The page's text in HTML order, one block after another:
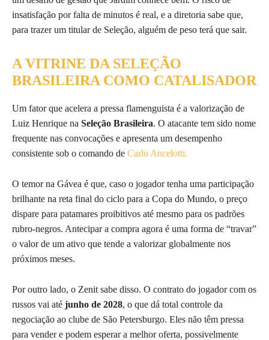
insatisfação por falta de minutos é real, e a diretoria sabe que,
para trazer um titular de Seleção, alguém de peso terá que sair.
A VITRINE DA SELEÇÃO
BRASILEIRA COMO CATALISADOR
Um fator que acelera a pressa flamenguista é a valorização de
Luiz Henrique na Seleção Brasileira. O atacante tem sido nome
frequente nas convocações e apresenta um desempenho
consistente sob o comando de Carlo Ancelotti.
O temor na Gávea é que, caso o jogador tenha uma participação
brilhante na reta final do ciclo para a Copa do Mundo, o preço
dispare para patamares proibitivos até mesmo para os padrões
rubro-negros. Antecipar a compra agora é uma forma de “travar”
o valor de um ativo que tende a valorizar globalmente nos
próximos meses.
Por outro lado, o Zenit sabe disso. O contrato do jogador com os
russos vai até junho de 2028, o que dá total controle da
negociação ao clube de São Petersburgo. Eles não têm pressa
para vender e podem esperar a melhor oferta, possivelmente